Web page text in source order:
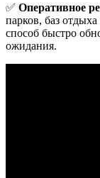
✅ Оперативное
парков, баз
способ быстро
ожидания.